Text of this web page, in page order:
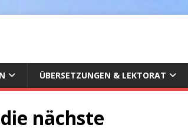
ÜBERSETZUNGEN & LEKTORAT
nächste